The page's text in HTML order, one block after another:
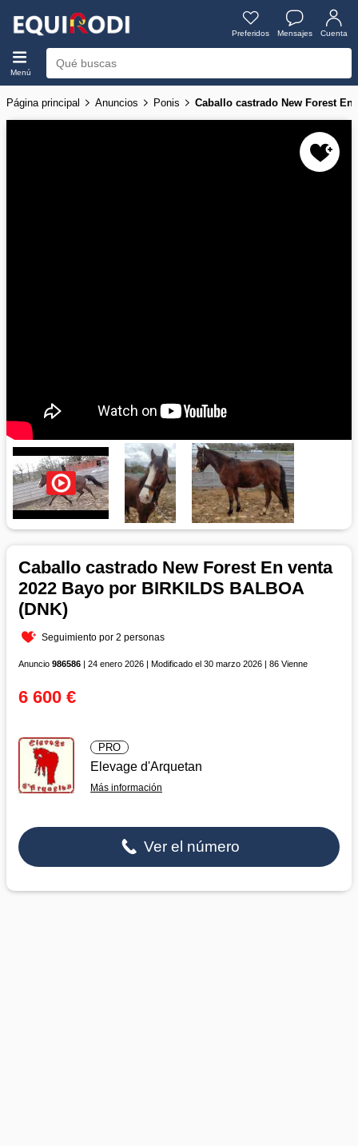
Preferidos Mensajes Cuenta
Menú
Página principal Anuncios Ponis Caballo castrado New Forest En
Caballo castrado New Forest En venta
2022 Bayo por BIRKILDS BALBOA
(DNK)
Seguimiento por 2 personas
Anuncio 986586 | 24 enero 2026 | Modificado el 30 marzo 2026 | 86 Vienne
6 600 €
PRO
Elevage d'Arquetan
Más información
Ver el número